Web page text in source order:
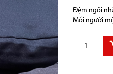
Đệm ngồi
Mỗi người